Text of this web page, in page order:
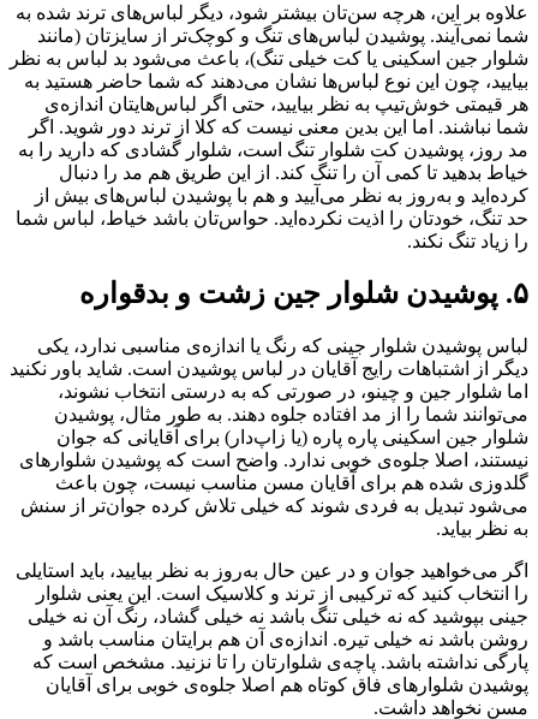
علاوه بر این، هرچه سن‌تان بیشتر شود، دیگر لباس‌های ترند شده به
شما نمی‌آیند. پوشیدن لباس‌های تنگ و کوچک‌تر از سایزتان (مانند
شلوار جین اسکینی یا کت خیلی تنگ)، باعث می‌شود بد لباس به نظر
بیایید، چون این نوع لباس‌ها نشان می‌دهند که شما حاضر هستید به
هر قیمتی خوش‌تیپ به نظر بیایید، حتی اگر لباس‌هایتان اندازه‌ی
شما نباشند. اما این بدین معنی نیست که کلا از ترند دور شوید. اگر
مد روز، پوشیدن کت شلوار تنگ است، شلوار گشادی که دارید را به
خیاط بدهید تا کمی آن را تنگ کند. از این طریق هم مد را دنبال
کرده‌‌اید و به‌روز به نظر می‌آیید و هم با پوشیدن لباس‌های بیش از
حد تنگ، خودتان را اذیت نکرده‌اید. حواس‌تان باشد خیاط، لباس شما
را زیاد تنگ نکند.
۵. پوشیدن شلوار جین زشت و بدقواره
لباس پوشیدن شلوار جینی که رنگ یا اندازه‌ی مناسبی ندارد، یکی
دیگر از اشتباهات رایج آقایان در لباس پوشیدن است. شاید باور نکنید
اما شلوار جین و چینو، در صورتی که به درستی انتخاب نشوند،
می‌توانند شما را از مد افتاده جلوه دهند. به طور مثال، پوشیدن
شلوار جین اسکینی پاره پاره (یا زاپ‌دار) برای آقایانی که جوان
نیستند، اصلا جلوه‌ی خوبی ندارد. واضح است که پوشیدن شلوارهای
گلدوزی شده هم برای آقایان مسن مناسب نیست، چون باعث
می‌شود تبدیل به فردی شوند‌ که خیلی تلاش کرده جوان‌تر از سنش
به نظر بیاید.
اگر می‌خواهید جوان و در عین حال به‌روز به نظر بیایید، باید استایلی
را انتخاب کنید که ترکیبی از ترند و کلاسیک است. این یعنی شلوار
جینی بپوشید که نه خیلی تنگ باشد نه خیلی گشاد‌، رنگ آن نه خیلی
روشن باشد نه خیلی تیره. اندازه‌ی آن هم برایتان مناسب‌ باشد و
پارگی نداشته باشد. پاچه‌ی شلوارتان را تا نزنید. مشخص است که
پوشیدن شلوار‌های فاق کوتاه هم اصلا جلوه‌ی خوبی برای آقایان
مسن نخواهد داشت.